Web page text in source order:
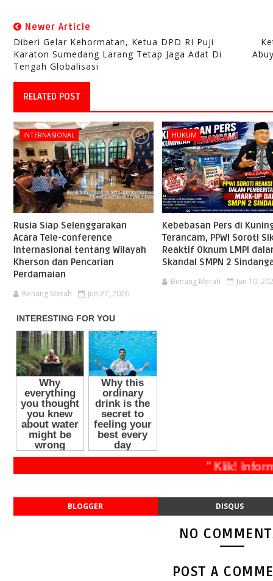
Newer Article
Diberi Gelar Kehormatan, Ketua DPD RI Puji
Karaton Sumedang Larang Tetap Jaga Adat Di
Tengah Globalisasi
RELATED POST
INTERNASIONAL
Rusia Siap Selenggarakan
Acara Tele-conference
Internasional tentang Wilayah
Kherson dan Pencarian
Perdamaian
Benang Merah Jun 27, 2026
HUKUM
Kebebasan Pers di
Terancam, PPWI Soroti
Reaktif Oknum LMPI
Skandal SMPN 2
Benang Merah Jun 10,
" Klik!
BLOGGER DISQUS
NO
POST A